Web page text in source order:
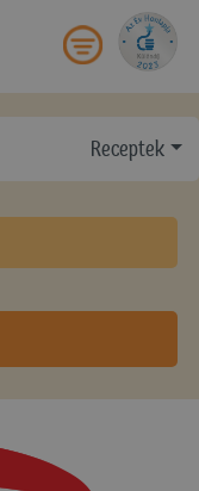
Receptek